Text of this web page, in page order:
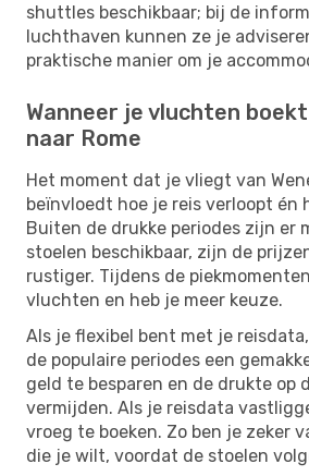
shuttles beschikbaar; bij de
luchthaven kunnen ze je
praktische manier om je
Wanneer je vluchten boekt
naar Rome
Het moment dat je vliegt van
beïnvloedt hoe je reis verloopt én
Buiten de drukke periodes zijn er
stoelen beschikbaar, zijn de
rustiger. Tijdens de
vluchten en heb je meer keuze.
Als je flexibel bent met je
de populaire periodes een
geld te besparen en de drukte op
vermijden. Als je reisdata
vroeg te boeken. Zo ben je zeker
die je wilt, voordat de stoelen